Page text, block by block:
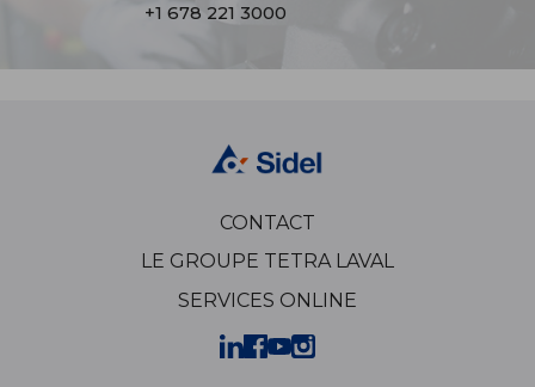
+1 678 221 3000
CONTACT
LE GROUPE TETRA LAVAL
SERVICES ONLINE